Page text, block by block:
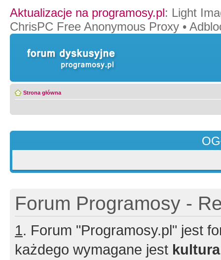
Aktualizacje na programosy.pl: Light
ChrisPC Free Anonymous Proxy •
Strona główna
Forum Programosy -
1. Forum "Programosy.pl" jest
każdego wymagane jest